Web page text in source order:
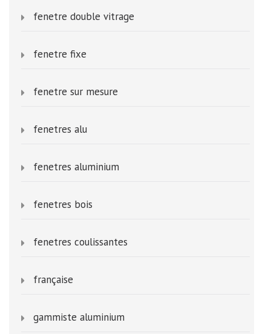
fenetre double vitrage
fenetre fixe
fenetre sur mesure
fenetres alu
fenetres aluminium
fenetres bois
fenetres coulissantes
française
gammiste aluminium